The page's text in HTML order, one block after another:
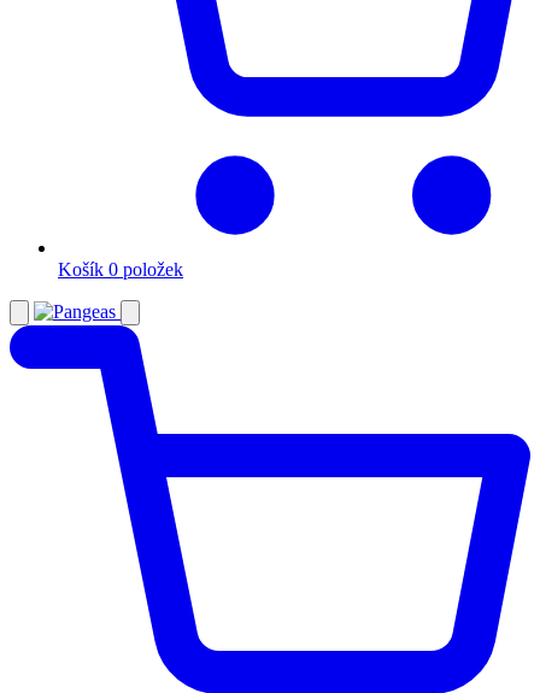
Košík 0 položek